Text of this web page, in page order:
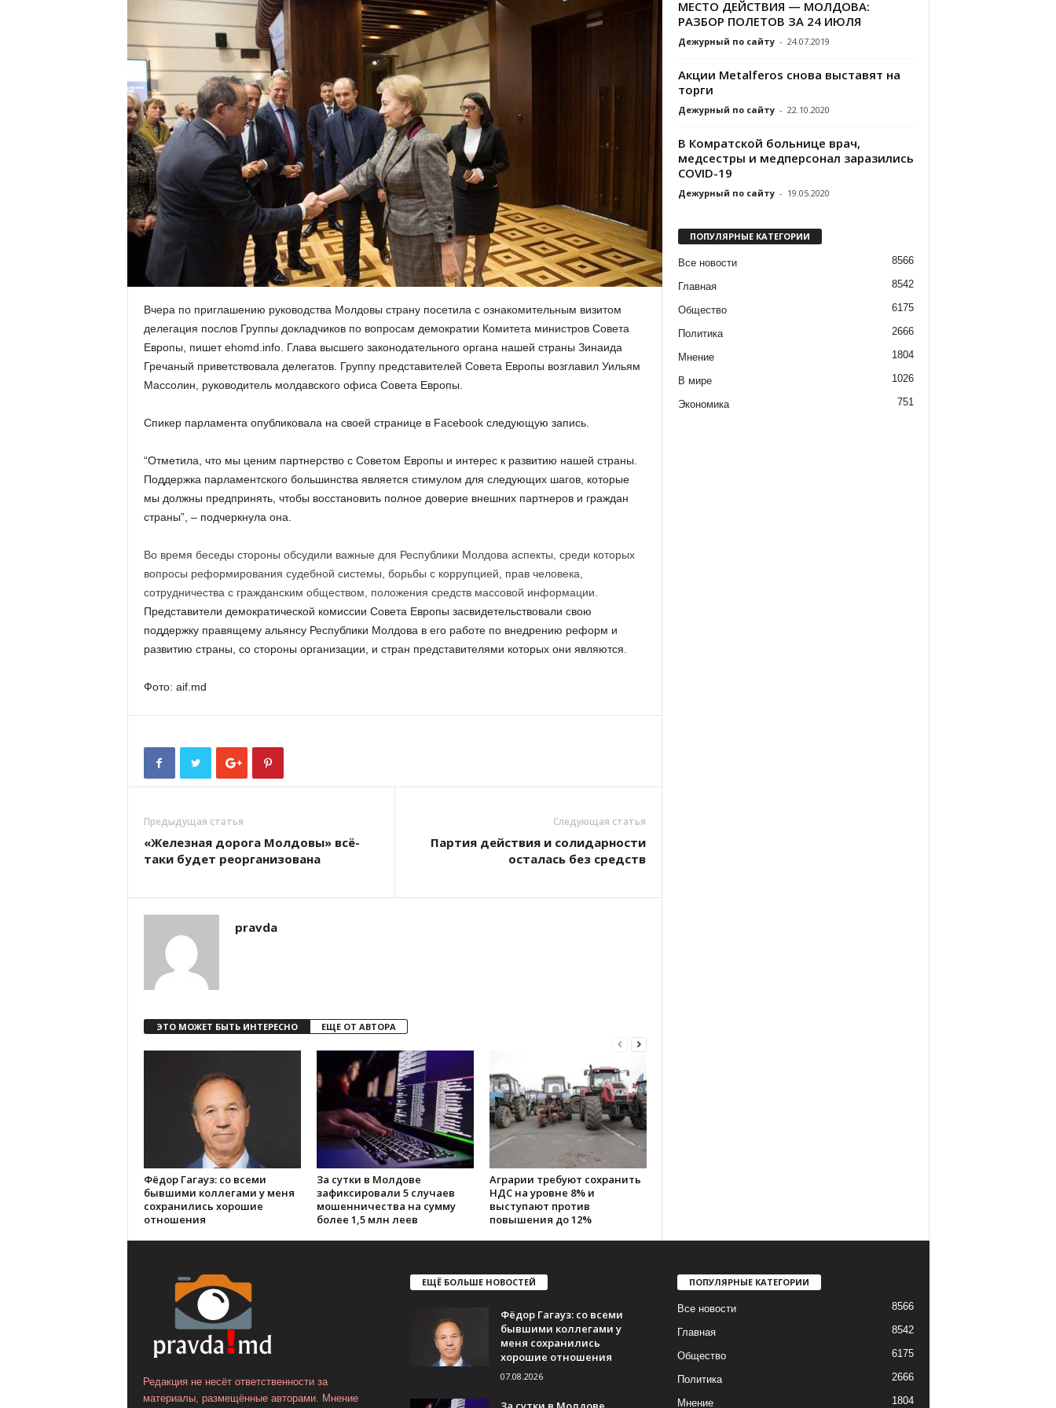
Вчера по приглашению руководства Молдовы страну посетила с ознакомительным визитом
делегация послов Группы докладчиков по вопросам демократии Комитета министров Совета
Европы, пишет ehomd.info. Глава высшего законодательного органа нашей страны Зинаида
Гречаный приветствовала делегатов. Группу представителей Совета Европы возглавил Уильям
Массолин, руководитель молдавского офиса Совета Европы.
Спикер парламента опубликовала на своей странице в Facebook следующую запись.
“Отметила, что мы ценим партнерство с Советом Европы и интерес к развитию нашей страны.
Поддержка парламентского большинства является стимулом для следующих шагов, которые
мы должны предпринять, чтобы восстановить полное доверие внешних партнеров и граждан
страны”, – подчеркнула она.
Во время беседы стороны обсудили важные для Республики Молдова аспекты, среди которых
вопросы реформирования судебной системы, борьбы с коррупцией, прав человека,
сотрудничества с гражданским обществом, положения средств массовой информации.
Представители демократической комиссии Совета Европы засвидетельствовали свою
поддержку правящему альянсу Республики Молдова в его работе по внедрению реформ и
развитию страны, со стороны организации, и стран представителями которых они являются.
Фото: aif.md
Предыдущая статья
«Железная дорога Молдовы» всё-
таки будет реорганизована
Следующая статья
Партия действия и солидарности
осталась без средств
pravda
ЭТО МОЖЕТ БЫТЬ ИНТЕРЕСНО ЕЩЕ ОТ АВТОРА
Фёдор Гагауз: со всеми
бывшими коллегами у меня
сохранились хорошие
отношения
За сутки в Молдове
зафиксировали 5 случаев
мошенничества на сумму
более 1,5 млн леев
Аграрии требуют сохранить
НДС на уровне 8% и
выступают против
повышения до 12%
МЕСТО ДЕЙСТВИЯ — МОЛДОВА:
РАЗБОР ПОЛЕТОВ ЗА 24 ИЮЛЯ
Дежурный по сайту - 24.07.2019
Акции Metalferos снова выставят на
торги
Дежурный по сайту - 22.10.2020
В Комратской больнице врач,
медсестры и медперсонал заразились
COVID-19
Дежурный по сайту - 19.05.2020
ПОПУЛЯРНЫЕ КАТЕГОРИИ
Все новости 8566
Главная 8542
Общество 6175
Политика 2666
Мнение 1804
В мире 1026
Экономика 751
Редакция не несёт ответственности за
материалы, размещённые авторами. Мнение
ЕЩЁ БОЛЬШЕ НОВОСТЕЙ
Фёдор Гагауз: со всеми
бывшими коллегами у
меня сохранились
хорошие отношения
07.08.2026
ПОПУЛЯРНЫЕ КАТЕГОРИИ
Все новости 8566
Главная 8542
Общество 6175
Политика 2666
Мнение 1804